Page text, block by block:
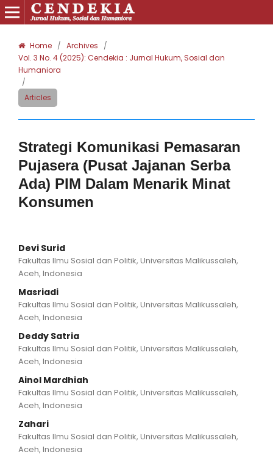
Home / Archives
/
Vol. 3 No. 4 (2025): Cendekia : Jurnal Hukum, Sosial dan
Humaniora
/
Articles
Strategi Komunikasi Pemasaran
Pujasera (Pusat Jajanan Serba
Ada) PIM Dalam Menarik Minat
Konsumen
Devi Surid
Fakultas Ilmu Sosial dan Politik, Universitas Malikussaleh,
Aceh, Indonesia
Masriadi
Fakultas Ilmu Sosial dan Politik, Universitas Malikussaleh,
Aceh, Indonesia
Deddy Satria
Fakultas Ilmu Sosial dan Politik, Universitas Malikussaleh,
Aceh, Indonesia
Ainol Mardhiah
Fakultas Ilmu Sosial dan Politik, Universitas Malikussaleh,
Aceh, Indonesia
Zahari
Fakultas Ilmu Sosial dan Politik, Universitas Malikussaleh,
Aceh, Indonesia